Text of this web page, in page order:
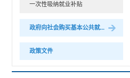
一次性吸纳就业补贴
政府向社会购买基本公共就...
政策文件